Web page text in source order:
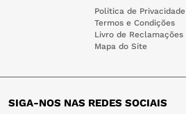
Política de Privacidade
Termos e Condições
Livro de Reclamações
Mapa do Site
SIGA-NOS NAS REDES SOCIAIS